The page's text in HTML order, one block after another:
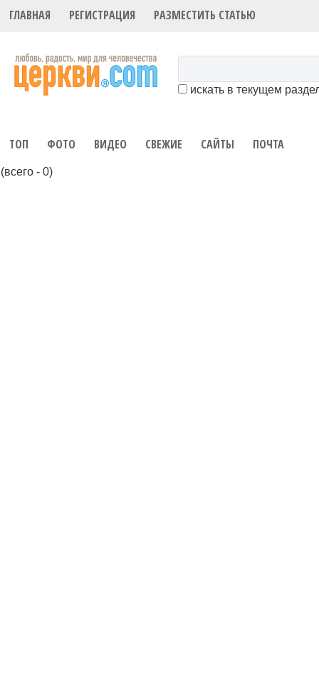
ГЛАВНАЯ РЕГИСТРАЦИЯ РАЗМЕСТИТЬ СТАТЬЮ
искать в текущем
ТОП ФОТО ВИДЕО СВЕЖИЕ САЙТЫ ПОЧТА
(всего - 0)